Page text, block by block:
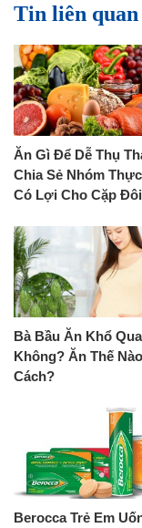
Tin liên quan
Ăn Gì Để Dễ Thụ
Chia Sẻ Nhóm
Có Lợi Cho Cặp Đôi
Bà Bầu Ăn Khổ
Không? Ăn Thế
Cách?
Berocca Trẻ Em